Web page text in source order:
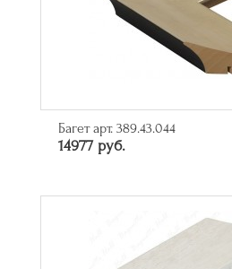
Багет арт. 389.43.044
14977 руб.